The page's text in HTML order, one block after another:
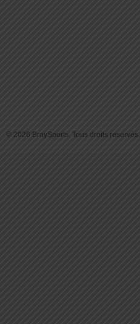
© 2026 BraySports. Tous droits reservés.